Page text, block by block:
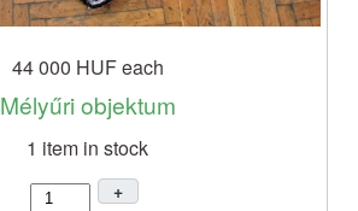
44 000 HUFeach
Mélyűri objektum
1 item in stock
+